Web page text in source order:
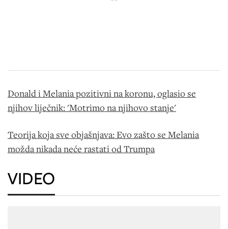
Donald i Melania pozitivni na koronu, oglasio se
njihov liječnik: 'Motrimo na njihovo stanje'
Teorija koja sve objašnjava: Evo zašto se Melania
možda nikada neće rastati od Trumpa
VIDEO